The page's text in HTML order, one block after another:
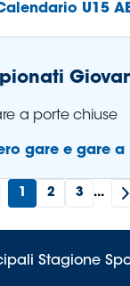
U15
a porte chiuse
gare e gare a
1 2 3 ...
Stagione